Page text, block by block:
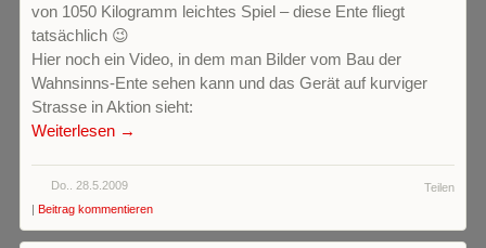
von 1050 Kilogramm leichtes Spiel – diese Ente fliegt
tatsächlich 😉
Hier noch ein Video, in dem man Bilder vom Bau der
Wahnsinns-Ente sehen kann und das Gerät auf kurviger
Strasse in Aktion sieht:
Weiterlesen →
Teilen
Do.. 28.5.2009
| Beitrag kommentieren